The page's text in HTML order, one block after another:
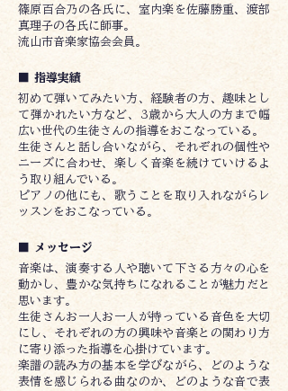
篠原百合乃の各氏に、室内楽を佐藤勝重、渡部
真理子の各氏に師事。
流山市音楽家協会会員。
■ 指導実績
初めて弾いてみたい方、経験者の方、趣味とし
て弾かれたい方など、3歳から大人の方まで幅
広い世代の生徒さんの指導をおこなっている。
生徒さんと話し合いながら、それぞれの個性や
ニーズに合わせ、楽しく音楽を続けていけるよ
う取り組んでいる。
ピアノの他にも、歌うことを取り入れながらレ
ッスンをおこなっている。
■ メッセージ
音楽は、演奏する人や聴いて下さる方々の心を
動かし、豊かな気持ちになれることが魅力だと
思います。
生徒さんお一人お一人が持っている音色を大切
にし、それぞれの方の興味や音楽との関わり方
に寄り添った指導を心掛けています。
楽譜の読み方の基本を学びながら、どのような
表情を感じられる曲なのか、どのような音で表